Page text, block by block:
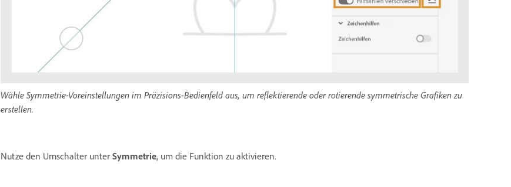
Wähle Symmetrie-Voreinstellungen im Präzisions-Bedienfeld aus, um reflektierende oder rotierende symmetrische Grafiken zu
erstellen.
Nutze den Umschalter unter Symmetrie, um die Funktion zu aktivieren.